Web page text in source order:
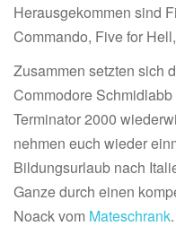
Herausgekommen sind
Commando, Five for
Zusammen setzten sich
Commodore
Terminator 2000
nehmen euch wieder
Bildungsurlaub nach
Ganze durch einen
Noack vom Mateschrank.